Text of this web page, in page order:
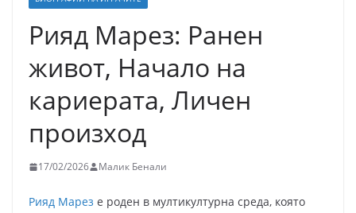
Рияд Марез: Ранен
живот, Начало на
кариерата, Личен
произход
17/02/2026 Малик Бенали
Рияд Марез е роден в мултикултурна среда, която